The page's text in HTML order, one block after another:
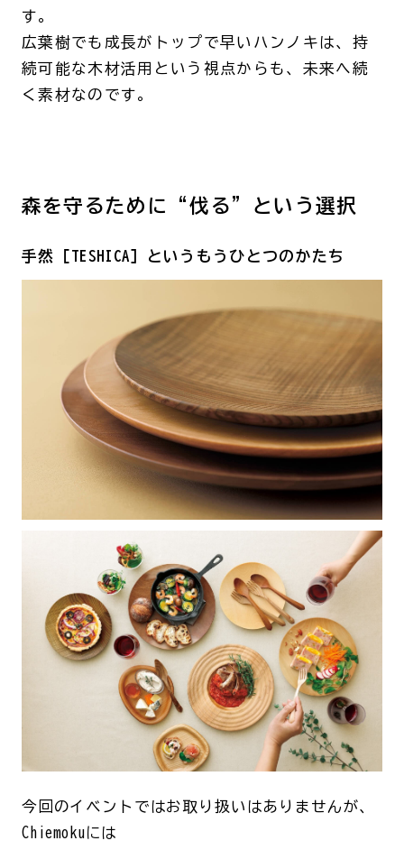
す。
広葉樹でも成長がトップで早いハンノキは、持
続可能な木材活用という視点からも、未来へ続
く素材なのです。
森を守るために“伐る”という選択
手然［TESHICA］というもうひとつのかたち
今回のイベントではお取り扱いはありませんが、
Chiemokuには